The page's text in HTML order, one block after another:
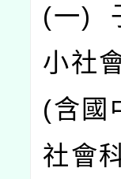
(一)
小社
(含國
社會